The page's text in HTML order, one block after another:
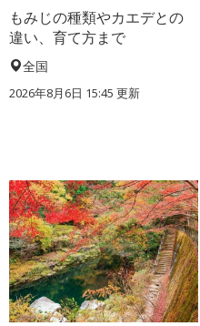
もみじの種類やカエデとの
違い、育て方まで
全国
2026年8月6日 15:45 更新